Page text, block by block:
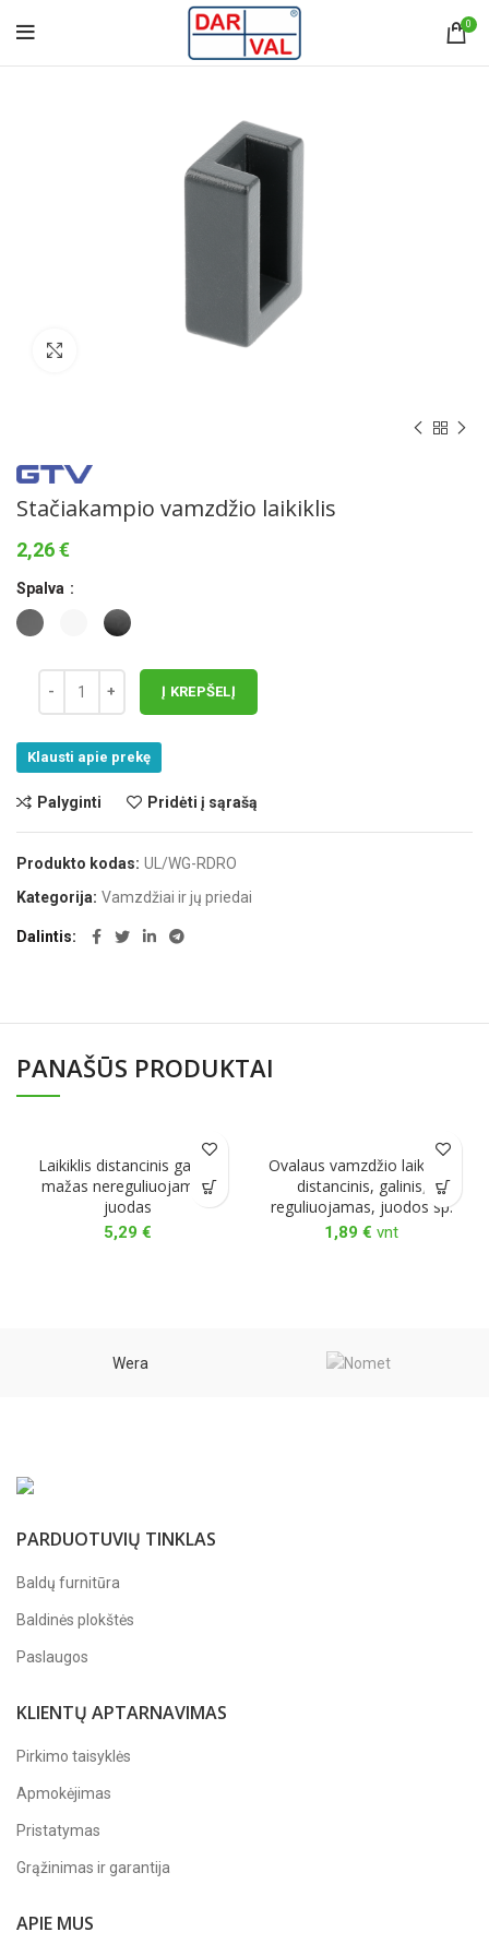
0
Norėdami padidinti spauskite čia
Stačiakampio vamzdžio laikiklis
2,26€
Spalva
Į KREPŠELĮ
Klausti apie prekę
Palyginti Pridėti į sąrašą
Produkto kodas: UL/WG-RDRO
Kategorija: Vamzdžiai ir jų priedai
Dalintis
PANAŠŪS PRODUKTAI
Laikiklis distancinis galinis
mažas nereguliuojamas,
juodas
5,29 €
Ovalaus vamzdžio laikiklis,
distancinis, galinis,
reguliuojamas, juodos sp.
1,89 € vnt
Wera
PARDUOTUVIŲ TINKLAS
Baldų furnitūra
Baldinės plokštės
Paslaugos
KLIENTŲ APTARNAVIMAS
Pirkimo taisyklės
Apmokėjimas
Pristatymas
Grąžinimas ir garantija
APIE MUS